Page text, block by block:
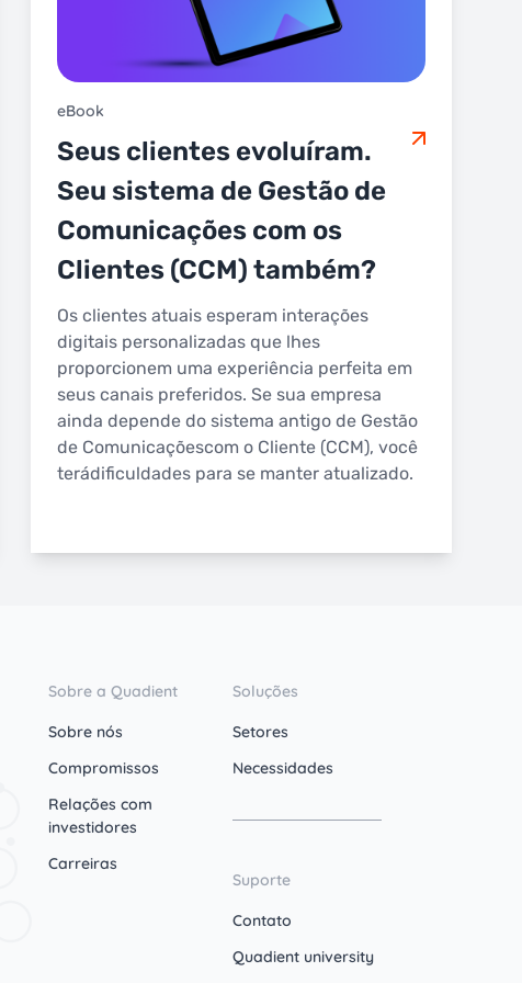
eBook
Seus clientes evoluíram.
Seu sistema de Gestão de
Comunicações com os
Clientes (CCM) também?
Os clientes atuais esperam interações
digitais personalizadas que lhes
proporcionem uma experiência perfeita em
seus canais preferidos. Se sua empresa
ainda depende do sistema antigo de Gestão
de Comunicaçõescom o Cliente (CCM), você
terádificuldades para se manter atualizado.
Sobre a Quadient
Sobre nós
Compromissos
Relações com
investidores
Carreiras
Soluções
Setores
Necessidades
Suporte
Contato
Quadient university